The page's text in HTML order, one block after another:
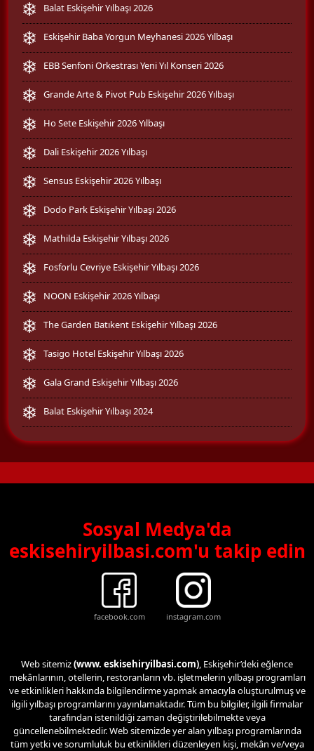
Balat Eskişehir Yılbaşı 2026
Eskişehir Baba Yorgun Meyhanesi 2026 Yılbaşı
EBB Senfoni Orkestrası Yeni Yıl Konseri 2026
Grande Arte & Pivot Pub Eskişehir 2026 Yılbaşı
Ho Sete Eskişehir 2026 Yılbaşı
Dali Eskişehir 2026 Yılbaşı
Sensus Eskişehir 2026 Yılbaşı
Dodo Park Eskişehir Yılbaşı 2026
Mathilda Eskişehir Yılbaşı 2026
Fosforlu Cevriye Eskişehir Yılbaşı 2026
NOON Eskişehir 2026 Yılbaşı
The Garden Batıkent Eskişehir Yılbaşı 2026
Tasigo Hotel Eskişehir Yılbaşı 2026
Gala Grand Eskişehir Yılbaşı 2026
Balat Eskişehir Yılbaşı 2024
Sosyal Medya'da
eskisehiryilbasi.com'u takip edin
facebook.com instagram.com
Web sitemiz(www. eskisehiryilbasi.com), Eskişehir’deki eğlence
mekânlarının, otellerin, restoranların vb. işletmelerin yılbaşı programları
ve etkinlikleri hakkında bilgilendirme yapmak amacıyla oluşturulmuş ve
ilgili yılbaşı programlarını yayınlamaktadır. Tüm bu bilgiler, ilgili firmalar
tarafından istenildiği zaman değiştirilebilmekte veya
güncellenebilmektedir. Web sitemizde yer alan yılbaşı programlarında
tüm yetki ve sorumluluk bu etkinlikleri düzenleyen kişi, mekân ve/veya